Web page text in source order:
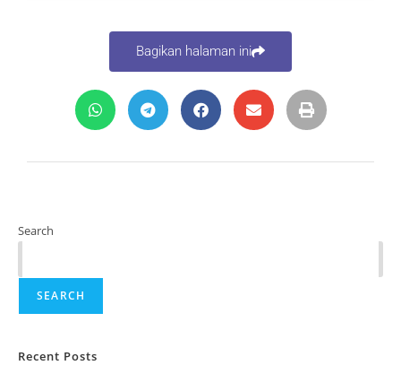
Bagikan halaman ini
Search
SEARCH
Recent Posts